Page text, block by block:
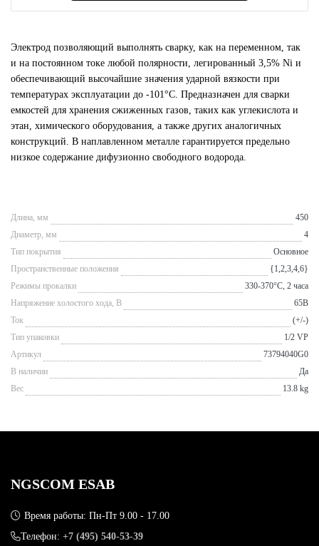
Электрод позволяющий выполнять сварку, как на переменном, так
и на постоянном токе любой полярности, легированный 3,5% Ni и
обеспечивающий высочайшие значения ударной вязкости при
температурах эксплуатации до -101°С. Предназначен для сварки
емкостей для хранения сжиженных газов, таких как углекислота и
этан, химического оборудования, а также других аналогичных
конструкций. В наплавленном металле гарантируется предельно
низкое содержание дифузионно свободного водорода.
Длина, мм
450
Диаметр, мм
4
Тип покрытия
Основное
Пространственные положения
{1,2,3,4,6}
Режимы прокалки
330-370°С, 2 часа
Напряжение холостого хода, В
65В
Ток
(+/-)
Тип упаковки
1/2 VP
Артикул
73794040G0
В наличии
Да
Вес
13.8 kg
NGSCOM ESAB
Время работы: Пн-Пт 9.00 - 17.00
Телефон: +7 (495) 540-53-39